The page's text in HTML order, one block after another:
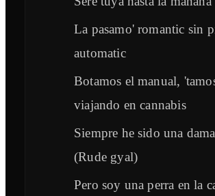
La pasamo' romantic sin
automatic
Botamos el manual,
viajando en cannabis
Siempre he sido una dama
(Rude gyal)
Pero soy una perra en la